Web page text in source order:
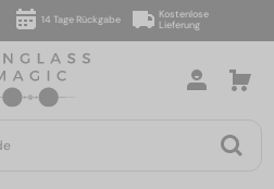
14 Tage Rückgabe
Kostenlose
Lieferung